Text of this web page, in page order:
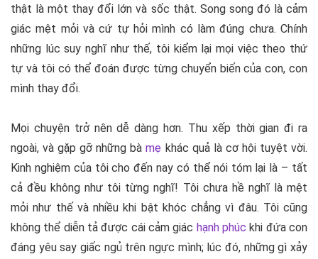
thật là một thay đổi lớn và sốc thật. Song song đó là cảm
giác mệt mỏi và cứ tự hỏi mình có làm đúng chưa. Chính
những lúc suy nghĩ như thế, tôi kiểm lại mọi việc theo thứ
tự và tôi có thể đoán được từng chuyển biến của con, con
mình thay đổi.
Mọi chuyện trở nên dễ dàng hơn. Thu xếp thời gian đi ra
ngoài, và gặp gỡ những bàmẹ khác quả là cơ hội tuyệt vời.
Kinh nghiệm của tôi cho đến nay có thể nói tóm lại là – tất
cả đều không như tôi từng nghĩ! Tôi chưa hề nghĩ là mệt
mỏi như thế và nhiều khi bật khóc chẳng vì đâu. Tôi cũng
không thể diễn tả được cái cảm giác hạnh phúc khi đứa con
đáng yêu say giấc ngủ trên ngực mình; lúc đó, những gì xảy